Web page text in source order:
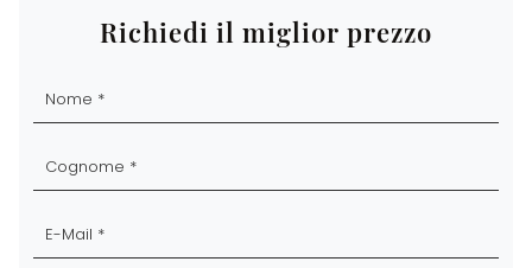
Richiedi il miglior prezzo